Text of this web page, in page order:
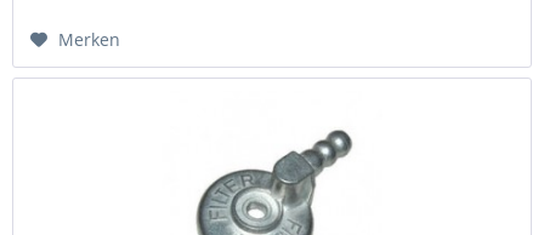
Merken